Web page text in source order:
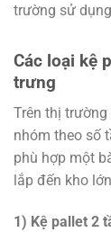
trường sử
Các loại kệ
trưng
Trên thị
nhóm theo số
phù hợp một
lắp đến kho
1) Kệ pallet 2